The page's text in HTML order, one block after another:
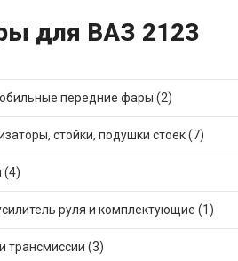
для ВАЗ 2123
передние фары (2)
стойки, подушки стоек (7)
(4)
руля и комплектующие (1)
трансмиссии (3)